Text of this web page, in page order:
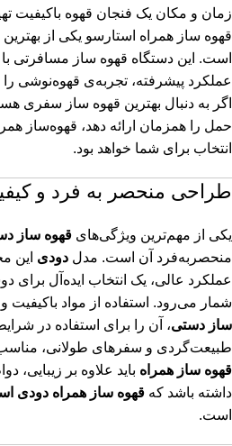
زمان و مکان یک فنجان قهوه باکیفیت
قهوه ساز همراه استارسو یکی از
است. این دستگاه قهوه‌ ساز مسافرتی
عملکرد پیشرفته، تجربه‌ی قهوه‌نوشی
اگر به دنبال بهترین قهوه ساز سفری
حمل را همزمان ارائه دهد، قهوه‌ساز
انتخاب برای شما خواهد بود.
طراحی منحصر به فرد و
یکی از مهم‌ترین ویژگی‌های قهوه ساز
منحصر‌به‌فرد آن است. مدل دودی این
عملکرد عالی، یک انتخاب ایده‌آل
شمار می‌رود. استفاده از مواد
ساز دستی، آن را برای استفاده در
طبیعت‌گردی و سفرهای طولانی،
قهوه ساز همراه باید علاوه بر زیبایی،
داشته باشد که قهوه ساز همراه دودی
است.